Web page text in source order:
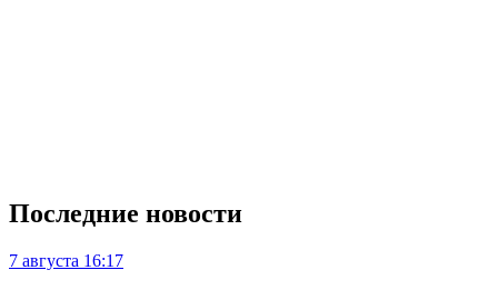
Последние новости
7 августа 16:17